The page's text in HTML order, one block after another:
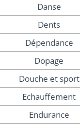
Danse
Dents
Dépendance
Dopage
Douche et sport
Echauffement
Endurance